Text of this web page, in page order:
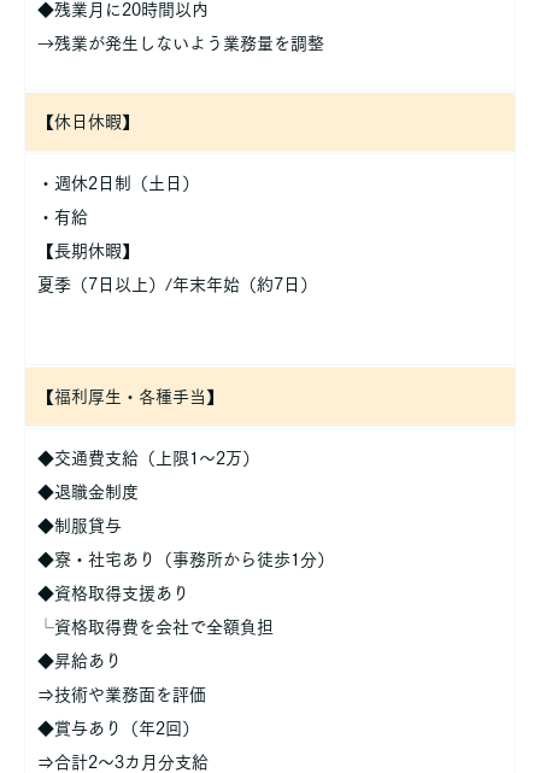
◆残業月に20時間以内
→残業が発生しないよう業務量を調整
【休日休暇】
・週休2日制（土日）
・有給
【長期休暇】
夏季（7日以上）/年末年始（約7日）
【福利厚生・各種手当】
◆交通費支給（上限1～2万）
◆退職金制度
◆制服貸与
◆寮・社宅あり（事務所から徒歩1分）
◆資格取得支援あり
└資格取得費を会社で全額負担
◆昇給あり
⇒技術や業務面を評価
◆賞与あり（年2回）
⇒合計2～3カ月分支給